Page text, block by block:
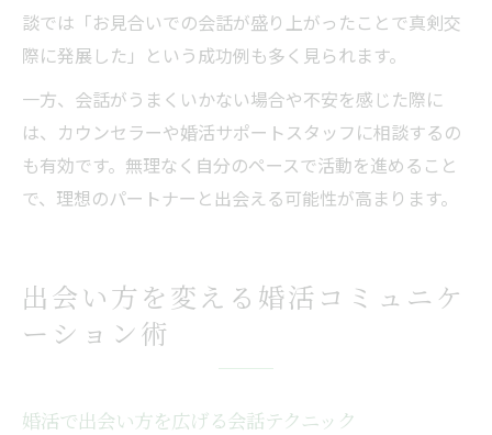
談では「お見合いでの会話が盛り上がったことで真剣交
際に発展した」という成功例も多く見られます。
一方、会話がうまくいかない場合や不安を感じた際に
は、カウンセラーや婚活サポートスタッフに相談するの
も有効です。無理なく自分のペースで活動を進めること
で、理想のパートナーと出会える可能性が高まります。
出会い方を変える婚活コミュニケ
ーション術
婚活で出会い方を広げる会話テクニック